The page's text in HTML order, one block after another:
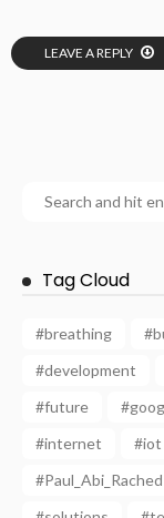
LEAVE A REPLY
Tag Cloud
#breathing
#development
#future
#internet
#iot
#Paul_Abi_Rached